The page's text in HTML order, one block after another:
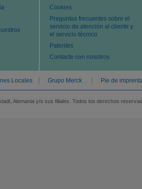
Cookies
Preguntas frecuentes sobre el
servicio de atención al cliente y
el servicio técnico
Patentes
Contacte con nosotros
Locales Grupo Merck Pie de
Alemania y/o sus filiales. Todos los derechos